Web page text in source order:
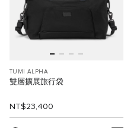
TUMI ALPHA
雙層擴展旅行袋
NT$23,400